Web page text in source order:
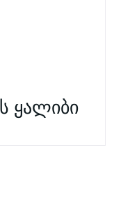
ყალიბი